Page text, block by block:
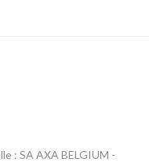
: SA AXA BELGIUM -